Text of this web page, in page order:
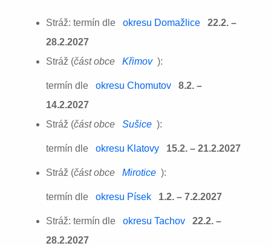
Stráž: termín dle okresu Domažlice
22.2. –
28.2.2027
Stráž (část obce Křimov ):
termín dle okresu Chomutov
8.2. –
14.2.2027
Stráž (část obce Sušice ):
termín dle okresu Klatovy 15.2. – 21.2.2027
Stráž (část obce Mirotice ):
termín dle okresu Písek 1.2. – 7.2.2027
Stráž: termín dle okresu Tachov
22.2. –
28.2.2027